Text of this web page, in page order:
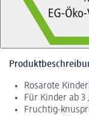
Rosarote
Für Kinder ab 3
Fruchtig-